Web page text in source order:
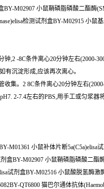
BY-M02907 小鼠鞘磷脂磷酸二酯酶
检测试剂盒BY-M02915 小鼠
钟,2 -8C条件离心20分钟左右
有沉淀形成,应该再次离心。
集。2 8C条件离心20分钟左右
2-7.4左右的PBS,用手工或匀浆
M01361 小鼠补体片断5a(C5a)elisa
盒BY-M02907 小鼠鞘磷脂磷酸二酯
试剂盒BY-M02516 小鼠酸脱氢酶激
QT6800 猫巴尔通体抗体